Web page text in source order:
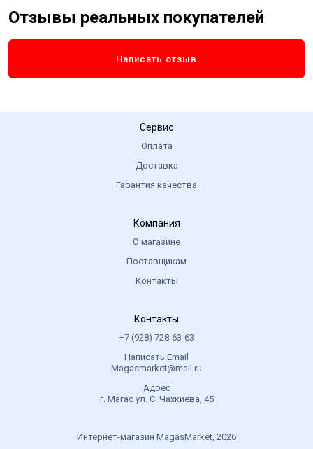
Отзывы реальных покупателей
Написать отзыв
Сервис
Оплата
Доставка
Гарантия качества
Компания
О магазине
Поставщикам
Контакты
Контакты
+7 (928) 728-63-63
Написать Email
Magasmarket@mail.ru
Адрес
г. Магас ул. С. Чахкиева, 45
Интернет-магазин MagasMarket, 2026